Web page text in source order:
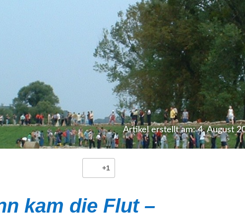
Artikel erstellt am: 4. August
+1
kam die Flut –